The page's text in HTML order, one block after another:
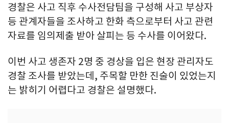
경찰은 사고 직후 수사전담팀을 구성해 사고 부상자
등 관계자들을 조사하고 한화 측으로부터 사고 관련
자료를 임의제출 받아 살피는 등 수사를 이어왔다.
이번 사고 생존자 2명 중 경상을 입은 현장 관리자도
경찰 조사를 받았는데, 주목할 만한 진술이 있었는지
는 밝히기 어렵다고 경찰은 설명했다.